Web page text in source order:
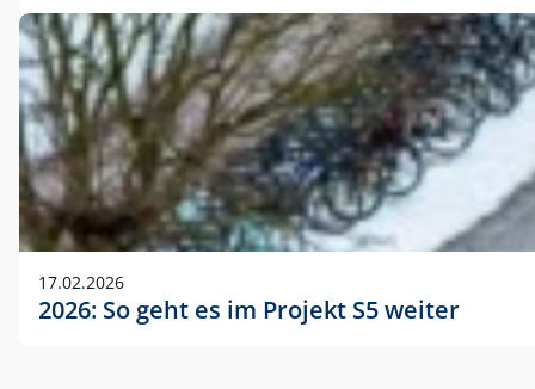
17.02.2026
2026: So geht es im Projekt S5 weiter